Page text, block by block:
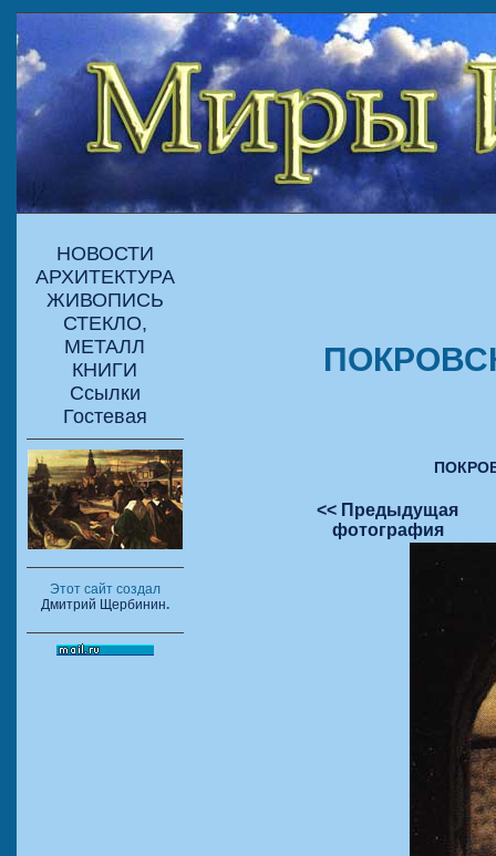
НОВОСТИ
АРХИТЕКТУРА
ЖИВОПИСЬ
СТЕКЛО,
МЕТАЛЛ
КНИГИ
Ссылки
Гостевая
Этот сайт создал
Дмитрий Щербинин.
<< Предыдущая
фотография